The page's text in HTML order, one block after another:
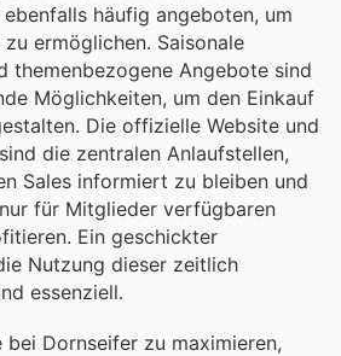
häufig angeboten, um
ermöglichen. Saisonale
themenbezogene Angebote sind
Möglichkeiten, um den Einkauf
Die offizielle Website und
die zentralen Anlaufstellen,
Sales informiert zu bleiben und
für Mitglieder verfügbaren
Ein geschickter
Nutzung dieser zeitlich
essenziell.
bei Dornseifer zu maximieren,